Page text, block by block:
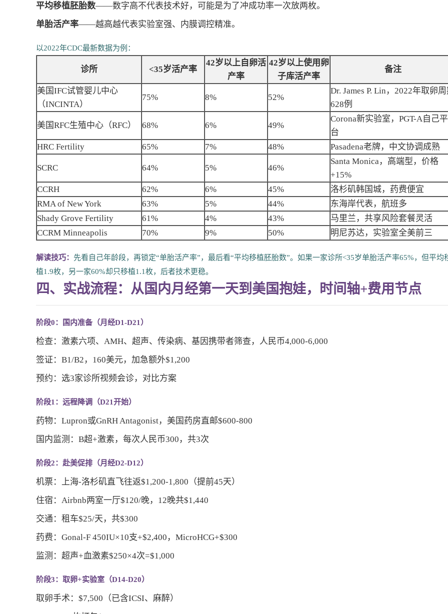
平均移植胚胎数——数字高不代表技术好，可能是为了冲成功率一次放两枚。
单胎活产率——越高越代表实验室强、内膜调控精准。
以2022年CDC最新数据为例：
诊所 <35岁活产率
42岁以上自卵活
产率
42岁以上使用卵
子库活产率
备注
美国IFC试管婴儿中心
（INCINTA）
75% 8% 52%
Dr. James P. Lin，2022年取卵
628例
美国RFC生殖中心（RFC） 68% 6% 49%
Corona新实验室，PGT-A自己平
台
HRC Fertility
65% 7% 48% Pasadena老牌，中文协调成熟
SCRC 64% 5% 46%
Santa Monica，高端型，价格
+15%
CCRH
62% 6% 45%
洛杉矶韩国城，药费便宜
RMA of New York
63% 5% 44%
东海岸代表，航班多
Shady Grove Fertility
61% 4% 43%
马里兰，共享风险套餐灵活
CCRM Minneapolis
70% 9% 50% 明尼苏达，实验室全美前三
解读技巧： 先看自己年龄段，再锁定“单胎活产率”，最后看“平均移植胚胎数”。如果一家诊所<35岁单胎活产率65%，但平均
植1.9枚，另一家60%却只移植1.1枚，后者技术更稳。
四、实战流程：从国内月经第一天到美国抱娃，时间轴+费用节点
阶段0：国内准备（月经D1-D21）
检查：激素六项、AMH、超声、传染病、基因携带者筛查，人民币4,000-6,000
签证：B1/B2，160美元，加急额外$1,200
预约：选3家诊所视频会诊，对比方案
阶段1：远程降调（D21开始）
药物：Lupron或GnRH Antagonist，美国药房直邮$600-800
国内监测：B超+激素，每次人民币300，共3次
阶段2：赴美促排（月经D2-D12）
机票：上海-洛杉矶直飞往返$1,200-1,800（提前45天）
住宿：Airbnb两室一厅$120/晚，12晚共$1,440
交通：租车$25/天，共$300
药费：Gonal-F 450IU×10支+$2,400，MicroHCG+$300
监测：超声+血激素$250×4次=$1,000
阶段3：取卵+实验室（D14-D20）
取卵手术：$7,500（已含ICSI、麻醉）